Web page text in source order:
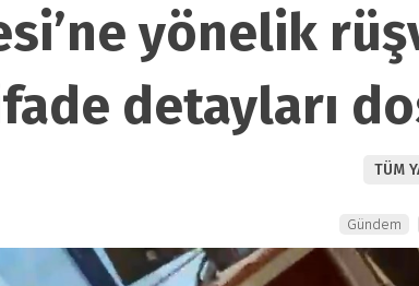
yönelik
detayları
TÜM
Gündem